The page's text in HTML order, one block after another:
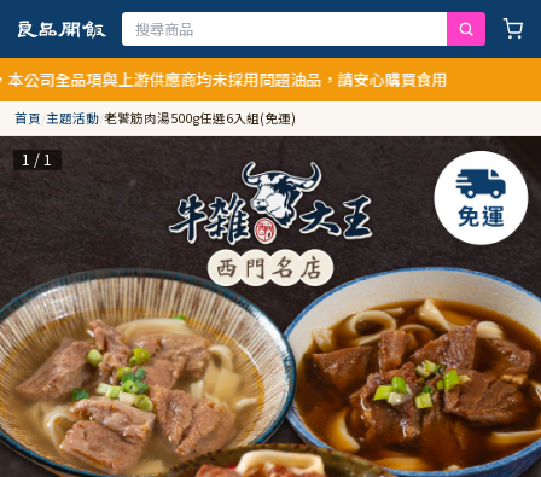
項與上游供應商均未採用問題油品，請安心購買食用
首頁/主題活動/老饕筋肉湯500g任選6入組(免運)
1 / 1